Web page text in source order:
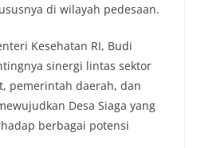
di wilayah pedesaan.
Kesehatan RI, Budi
sinergi lintas sektor
pemerintah daerah, dan
Desa Siaga yang
berbagai potensi